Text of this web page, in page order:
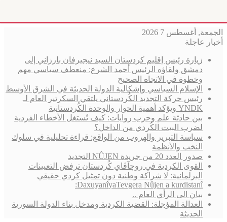
الجمعة, أغسطس 7 2026
أخبار عاجلة
زيارة رئيس إقليم كردستان السيد نيجيرفان بارزاني إلى
دمشق ولقاؤه الرئيس أحمد الشرع: منعطف سياسي مهم
وخطوة في الاتجاه الصحيح
الإسلام السياسي وإشكالية الدولة الحديثة في الشرق الأوسط
رئيس حركة التجديد الكُردستاني يلتقي السكرتير العام لـ
YNDK ويؤكد أهمية الحوار والوحدة الكُردستانية
بين حادثة علم وحرب روايات: كيف تُستغل الأخطاء الفردية
لضرب البيت الكُردي من الداخل؟
سياسة التبرير والهروب من الواقع: قراءة تحليلية في سلوك
النخب والأنظمة
صدور العدد 20 من جريدة NÛJEN التجديد
القوى الكردية في روچآڤاي كُردستان ترفض التعيينات
البرلمانية: لا شراكة وطنية دون تمثيل كردي حقيقي
DaxuyanîyaTevgera Nûjen a kurdistanî:
بيان الى الرأي العام ..
العدالة المؤجلة: القضية الكردية ومدخل بناء الدولة السورية
الحديثة